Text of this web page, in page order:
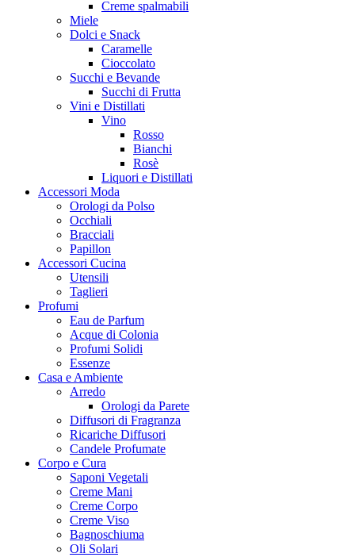
Creme spalmabili
Miele
Dolci e Snack
Caramelle
Cioccolato
Succhi e Bevande
Succhi di Frutta
Vini e Distillati
Vino
Rosso
Bianchi
Rosè
Liquori e Distillati
Accessori Moda
Orologi da Polso
Occhiali
Bracciali
Papillon
Accessori Cucina
Utensili
Taglieri
Profumi
Eau de Parfum
Acque di Colonia
Profumi Solidi
Essenze
Casa e Ambiente
Arredo
Orologi da Parete
Diffusori di Fragranza
Ricariche Diffusori
Candele Profumate
Corpo e Cura
Saponi Vegetali
Creme Mani
Creme Corpo
Creme Viso
Bagnoschiuma
Oli Solari